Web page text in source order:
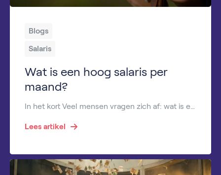
Blogs
Salaris
Wat is een hoog salaris per
maand?
Lees artikel